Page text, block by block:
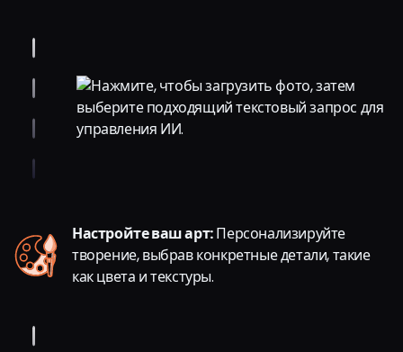
Настройте ваш арт:Персонализируйте
творение, выбрав конкретные детали, такие
как цвета и текстуры.